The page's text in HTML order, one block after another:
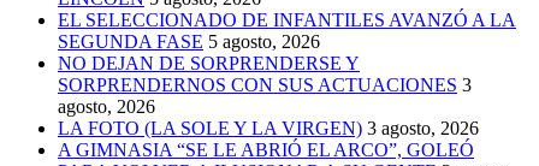
EL SELECCIONADO DE INFANTILES AVANZÓ A LA
SEGUNDA FASE 5 agosto, 2026
NO DEJAN DE SORPRENDERSE Y
SORPRENDERNOS CON SUS ACTUACIONES 3
agosto, 2026
LA FOTO (LA SOLE Y LA VIRGEN) 3 agosto, 2026
A GIMNASIA “SE LE ABRIÓ EL ARCO”, GOLEÓ